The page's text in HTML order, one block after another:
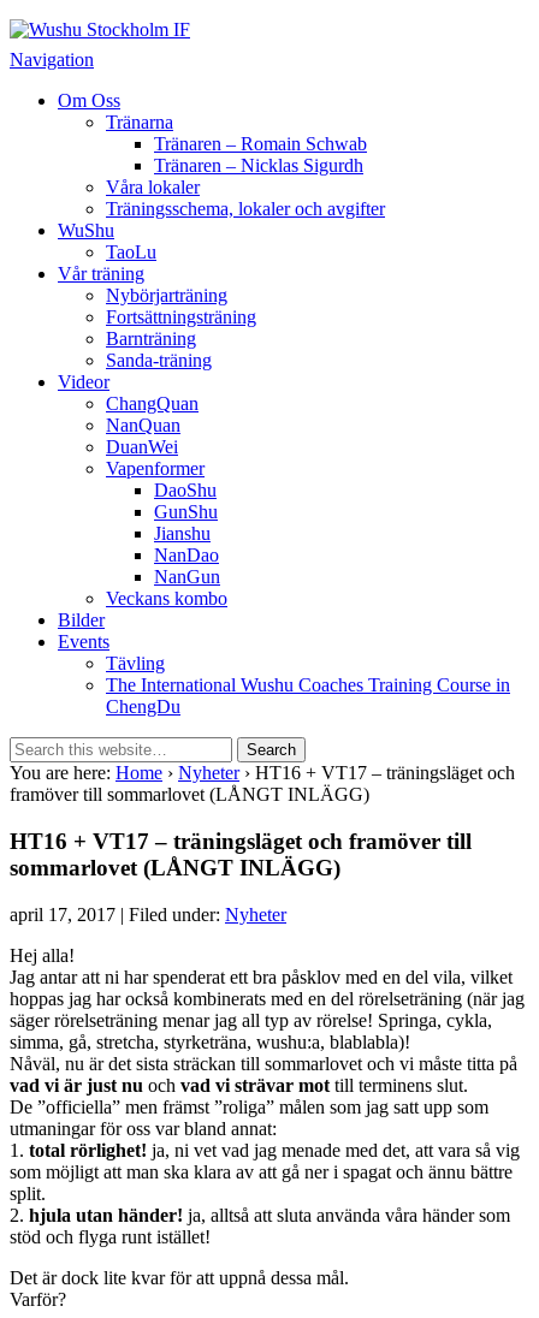
Wushu Stockholm IF
Taoluträning i Stockholm
Navigation
Om Oss
Tränarna
Tränaren – Romain Schwab
Tränaren – Nicklas Sigurdh
Våra lokaler
Träningsschema, lokaler och avgifter
WuShu
TaoLu
Vår träning
Nybörjarträning
Fortsättningsträning
Barnträning
Sanda-träning
Videor
ChangQuan
NanQuan
DuanWei
Vapenformer
DaoShu
GunShu
Jianshu
NanDao
NanGun
Veckans kombo
Bilder
Events
Tävling
The International Wushu Coaches Training Course in
ChengDu
You are here: Home › Nyheter› HT16 + VT17 – träningsläget och
framöver till sommarlovet (LÅNGT INLÄGG)
HT16 + VT17 – träningsläget och framöver till
sommarlovet (LÅNGT INLÄGG)
april 17, 2017 | Filed under: Nyheter
Hej alla!
Jag antar att ni har spenderat ett bra påsklov med en del vila, vilket
hoppas jag har också kombinerats med en del rörelseträning (när jag
säger rörelseträning menar jag all typ av rörelse! Springa, cykla,
simma, gå, stretcha, styrketräna, wushu:a, blablabla)!
Nåväl, nu är det sista sträckan till sommarlovet och vi måste titta på
vad vi är just nu och vad vi strävar mot till terminens slut.
De ”officiella” men främst ”roliga” målen som jag satt upp som
utmaningar för oss var bland annat:
1. total rörlighet! ja, ni vet vad jag menade med det, att vara så vig
som möjligt att man ska klara av att gå ner i spagat och ännu bättre
split.
2. hjula utan händer! ja, alltså att sluta använda våra händer som
stöd och flyga runt istället!
Det är dock lite kvar för att uppnå dessa mål.
Varför?